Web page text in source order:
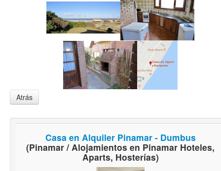
Atrás
Casa en Alquiler Pinamar - Dumbus
(Pinamar / Alojamientos en Pinamar Hoteles,
Aparts, Hosterías)